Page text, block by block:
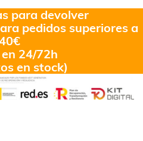
para devolver
pedidos superiores a
24/72h
en stock)